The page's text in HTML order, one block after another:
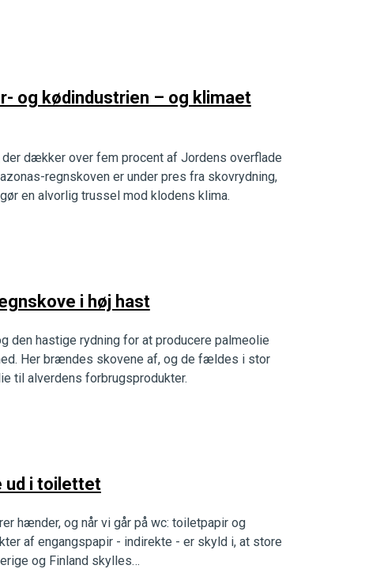
og kødindustrien – og klimaet
dækker over fem procent af Jordens overflade
regnskoven er under pres fra skovrydning,
en alvorlig trussel mod klodens klima.
i høj hast
den hastige rydning for at producere palmeolie
Her brændes skovene af, og de fældes i stor
til alverdens forbrugsprodukter.
ud i toilettet
hænder, og når vi går på wc: toiletpapir og
af engangspapir - indirekte - er skyld i, at store
og Finland skylles…